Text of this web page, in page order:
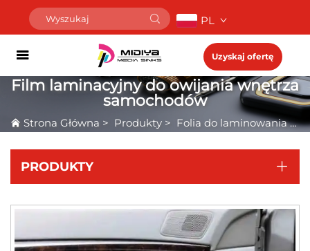
PL
Uzyskaj ofertę
Film laminacyjny do owijania wnętrza
samochodów
Strona Główna > Produkty > Folia do laminowania na zimno
PRODUKTY